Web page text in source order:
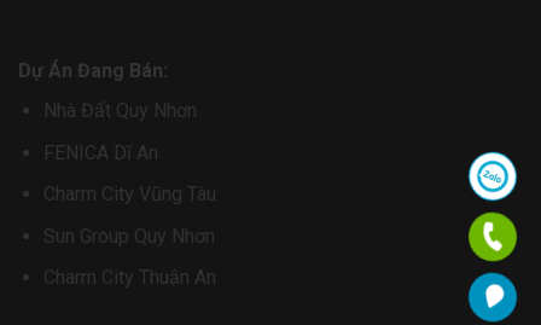
Dự Án Đang Bán:
Nhà Đất Quy Nhơn
FENICA Dĩ An
Charm City Vũng Tàu
Sun Group Quy Nhơn
Charm City Thuận An